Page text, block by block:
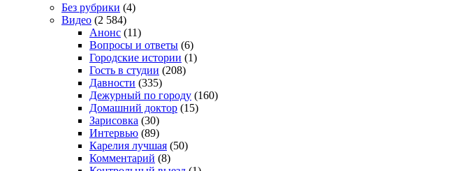
Без рубрики (4)
Видео (2 584)
Анонс (11)
Вопросы и ответы (6)
Городские истории (1)
Гость в студии (208)
Давности (335)
Дежурный по городу (160)
Домашний доктор (15)
Зарисовка (30)
Интервью (89)
Карелия лучшая (50)
Комментарий (8)